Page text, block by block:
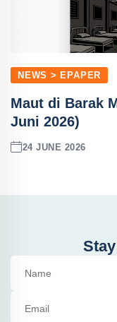
NEWS > EPAPER
Maut di Barak
Juni 2026)
24 JUNE 2026